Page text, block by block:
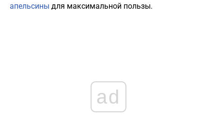
апельсины для максимальной пользы.
ad